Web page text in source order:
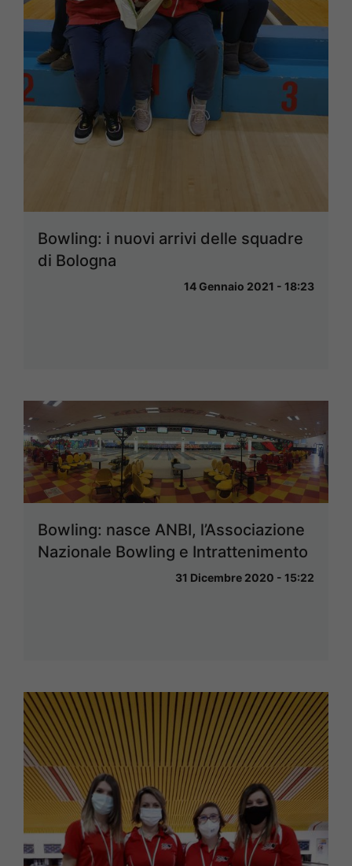
Bowling: i nuovi arrivi delle squadre
di Bologna
14 Gennaio 2021 - 18:23
Bowling: nasce ANBI, l’Associazione
Nazionale Bowling e Intrattenimento
31 Dicembre 2020 - 15:22